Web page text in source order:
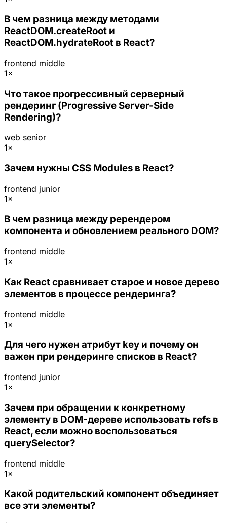
В чем разница между методами
ReactDOM.createRoot и
ReactDOM.hydrateRoot в React?
frontend middle
1×
Что такое прогрессивный серверный
рендеринг (Progressive Server-Side
Rendering)?
web senior
1×
Зачем нужны CSS Modules в React?
frontend junior
1×
В чем разница между ререндером
компонента и обновлением реального DOM?
frontend middle
1×
Как React сравнивает старое и новое дерево
элементов в процессе рендеринга?
frontend middle
1×
Для чего нужен атрибут key и почему он
важен при рендеринге списков в React?
frontend junior
1×
Зачем при обращении к конкретному
элементу в DOM-дереве использовать refs в
React, если можно воспользоваться
querySelector?
frontend middle
1×
Какой родительский компонент объединяет
все эти элементы?